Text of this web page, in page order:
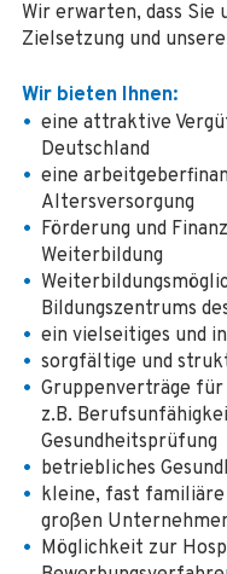
Wir erwarten, dass
Zielsetzung und
Wir bieten Ihnen:
eine attraktive
Deutschland
eine
Altersversorgung
Förderung und
Weiterbildung
Bildungszentrums
ein vielseitiges und
sorgfältige und
Gruppenverträge
z.B.
Gesundheitsprüfung
betriebliches
kleine, fast
großen
Möglichkeit zur